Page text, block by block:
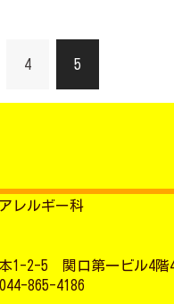
4 5
レルギー科
1-2-5 関口第一ビル4階
865-4186